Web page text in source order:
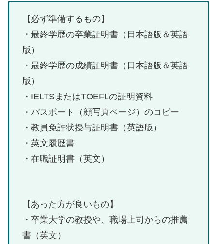
【必ず準備するもの】
・最終学歴の卒業証明書（日本語版＆英語
版）
・最終学歴の成績証明書（日本語版＆英語
版）
・IELTSまたはTOEFLの証明資料
・パスポート（顔写真ページ）のコピー
・教員免許状授与証明書（英語版）
・英文履歴書
・在職証明書（英文）
【あった方が良いもの】
・卒業大学の教授や、職場上司からの推薦
書（英文）